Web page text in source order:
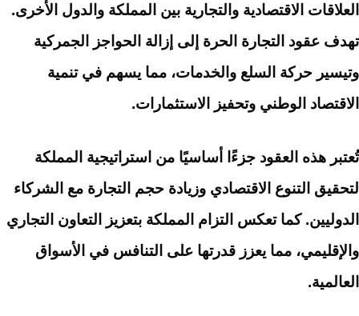
العلاقات الاقتصادية والتجارية بين المملكة والدول الأخرى.
تهدف عقود التجارة الحرة إلى إزالة الحواجز الجمركية
وتيسير حركة السلع والخدمات، مما يسهم في تنمية
الاقتصاد الوطني وتحفيز الاستثمارات.
تُعتبر هذه العقود جزءًا أساسيًا من استراتيجية المملكة
لتحقيق التنوع الاقتصادي وزيادة حجم التجارة مع الشركاء
الدوليين. كما تعكس التزام المملكة بتعزيز التعاون التجاري
والإقليمي، مما يعزز قدرتها على التنافس في الأسواق
العالمية.